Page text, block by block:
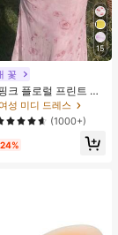
15
꽃
크 플로럴 프린트 주
레스, 여름 드레스,
성 미디 드레스
(1000+)